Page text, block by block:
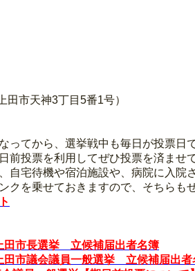
田市天神3丁目5番1号）
てから、選挙戦中も毎日が投票日で
投票を利用してぜひ投票を済ませ
自宅待機や宿泊施設や、病院に入
を乗せておきますので、そちらも
田市長選挙 立候補届出者名簿
田市議会議員一般選挙 立候補届出者